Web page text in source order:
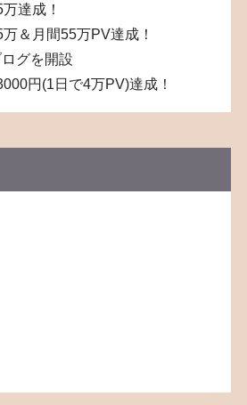
達成！
＆月間55万PV達成！
グを開設
円(1日で4万PV)達成！